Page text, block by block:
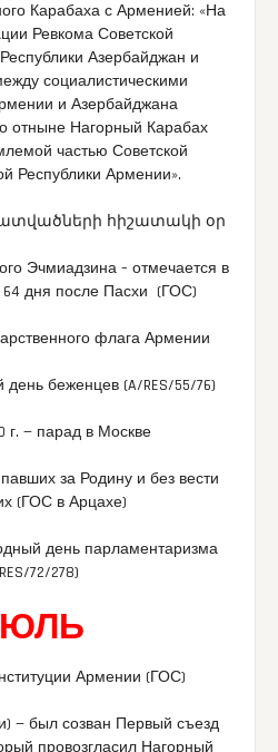
Карабаха с Арменией: «На
Ревкома Советской
Азербайджан и
социалистическими
и Азербайджана
отныне Нагорный Карабах
частью Советской
Республики Армении».
հիշատակի օր
Эчмиадзина – отмечается в
64 дня после Пасхи (ГОС)
флага Армении
беженцев (A/RES/55/76)
г. — парад в Москве
за Родину и без вести
(ГОС в Арцахе)
день парламентаризма
72/278)
Армении (ГОС)
— был созван Первый съезд
провозгласил Нагорный